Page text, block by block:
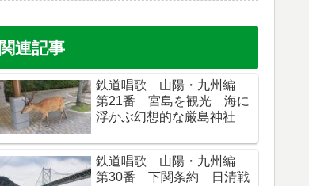
関連記事
鉄道唱歌 山陽・九州編
第21番 宮島を観光 海に
浮かぶ幻想的な厳島神社
鉄道唱歌 山陽・九州編
第30番 下関条約 日清戦